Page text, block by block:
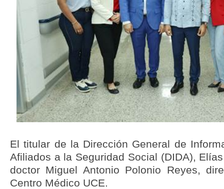
El titular de la Dirección General de
Afiliados a la Seguridad Social (DIDA),
doctor Miguel Antonio Polonio Reyes,
Centro Médico UCE.